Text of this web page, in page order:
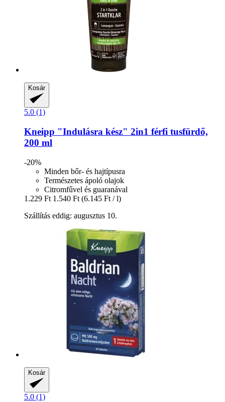
Kosár
5.0 (1)
Kneipp "Indulásra kész" 2in1 férfi tusfürdő,
200 ml
-20%
Minden bőr- és hajtípusra
Természetes ápoló olajok
Citromfűvel és guaranával
1.229 Ft 1.540 Ft (6.145 Ft / l)
Szállítás eddig: augusztus 10.
Kosár
5.0 (1)